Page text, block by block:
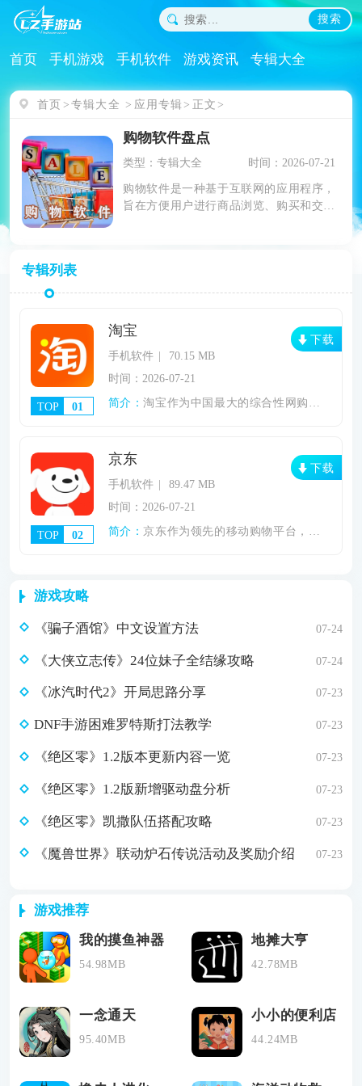
搜索
首页 手机游戏 手机软件 游戏资讯 专辑大全
首页 专辑大全 应用专辑 正文
购物软件盘点
类型：专辑大全
时间：2026-07-21
购物软件是一种基于互联网的应用程序，
旨在方便用户进行商品浏览、购买和交易
专辑列表
TOP 01
淘宝
手机软件
70.15 MB
时间：2026-07-21
简介：淘宝作为中国最大的综合性网购平台，商品种类繁多，商家众多，为消费者提供便捷、全面的购物体验。无论是时尚服装、家居用品、数字电子、美容护肤，还是日常百货和新鲜食品，淘宝都能满足消费者多样化的购物需求。该平台以其丰富的产品选择、实惠的价格、便捷的支付方式和完善的售后服务赢得了数亿用户的信任和喜爱。在淘宝上，消费者可以轻松浏览和比较不同商家的产品，享受一键订购和快速物流的便利。与此淘宝网继续推出各种促销、优惠券和会员福利，让用户在享受购物的同时省钱。淘宝软件内容淘宝拥有一
下载
TOP 02
京东
手机软件
89.47 MB
时间：2026-07-21
简介： 京东作为领先的移动购物平台，汇集了大量的产品和品牌，致力于为用户创造一站式便捷的购物体验。从日用品到高端电子产品，从时尚服装到家居装饰，京东应有尽有。其快速的交付和顺畅的退换货流程确保用户可以放心购物。新用户还可以享受独家优惠、闪购和正品保证，让每次点击都充满惊喜和信任。京东不仅是一个购物应用程序，也是你生活中一个强大的助手。京东软件的优势1.新人礼品：新人可享受188元礼包，吸引新用户加入。2.京东闪购：正品限时秒，折扣无限，让用户享受超值购物体验。3.正品授权商品
下载
游戏攻略
《骗子酒馆》中文设置方法 07-24
《大侠立志传》24位妹子全结缘攻略 07-24
《冰汽时代2》开局思路分享 07-23
DNF手游困难罗特斯打法教学 07-23
《绝区零》1.2版本更新内容一览 07-23
《绝区零》1.2版新增驱动盘分析 07-23
《绝区零》凯撒队伍搭配攻略 07-23
《魔兽世界》联动炉石传说活动及奖励介绍 07-23
游戏推荐
我的摸鱼神器
54.98MB
地摊大亨
42.78MB
一念通天
95.40MB
小小的便利店
44.24MB